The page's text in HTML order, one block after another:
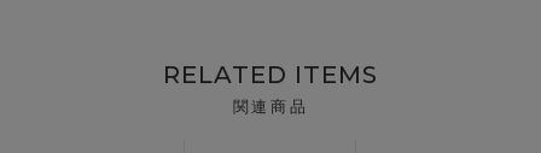
RELATED ITEMS
関連商品